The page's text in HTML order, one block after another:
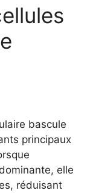
bascule
principaux
elle
réduisant